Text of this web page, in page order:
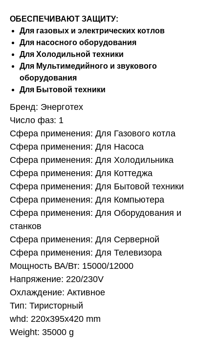
ОБЕСПЕЧИВАЮТ ЗАЩИТУ:
Для газовых и электрических котлов
Для насосного оборудования
Для Холодильной техники
Для Мультимедийного и звукового
оборудования
Для Бытовой техники
Бренд: Энерготех
Число фаз: 1
Сфера применения: Для Газового котла
Сфера применения: Для Насоса
Сфера применения: Для Холодильника
Сфера применения: Для Коттеджа
Сфера применения: Для Бытовой техники
Сфера применения: Для Компьютера
Сфера применения: Для Оборудования и
станков
Сфера применения: Для Серверной
Сфера применения: Для Телевизора
Мощность ВА/Вт: 15000/12000
Напряжение: 220/230V
Охлаждение: Активное
Тип: Тиристорный
whd: 220x395x420 mm
Weight: 35000 g